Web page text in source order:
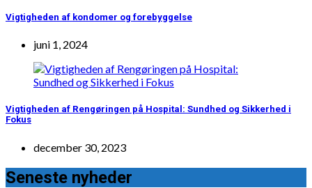
Vigtigheden af kondomer og forebyggelse
juni 1, 2024
Vigtigheden af Rengøringen på Hospital: Sundhed og Sikkerhed i
Fokus
december 30, 2023
Seneste nyheder